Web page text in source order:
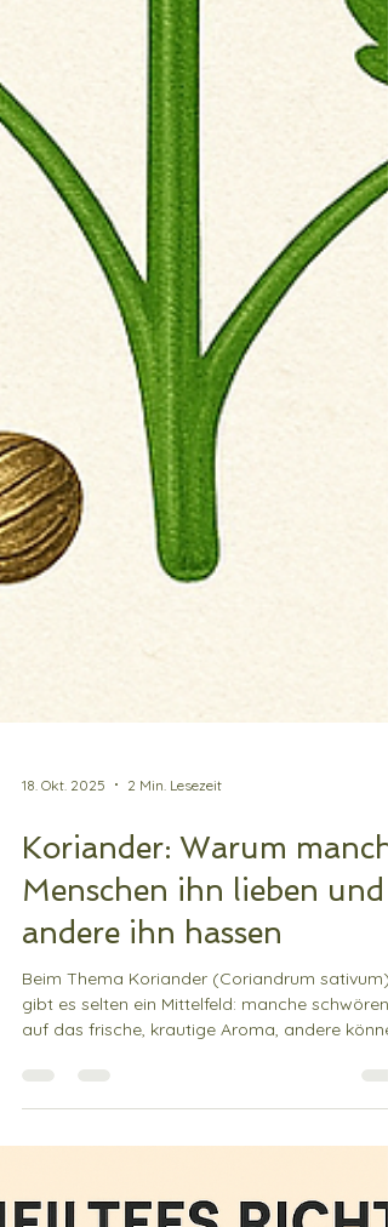
18. Okt. 2025 2 Min. Lesezeit
Koriander: Warum
Menschen ihn lieben und
andere ihn hassen
Beim Thema Koriander (Coriandrum sativum)
gibt es selten ein Mittelfeld: manche schwören
haben kann?